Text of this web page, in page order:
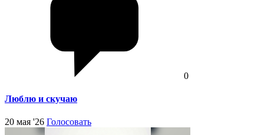
0
Люблю и скучаю
20 мая '26 Голосовать